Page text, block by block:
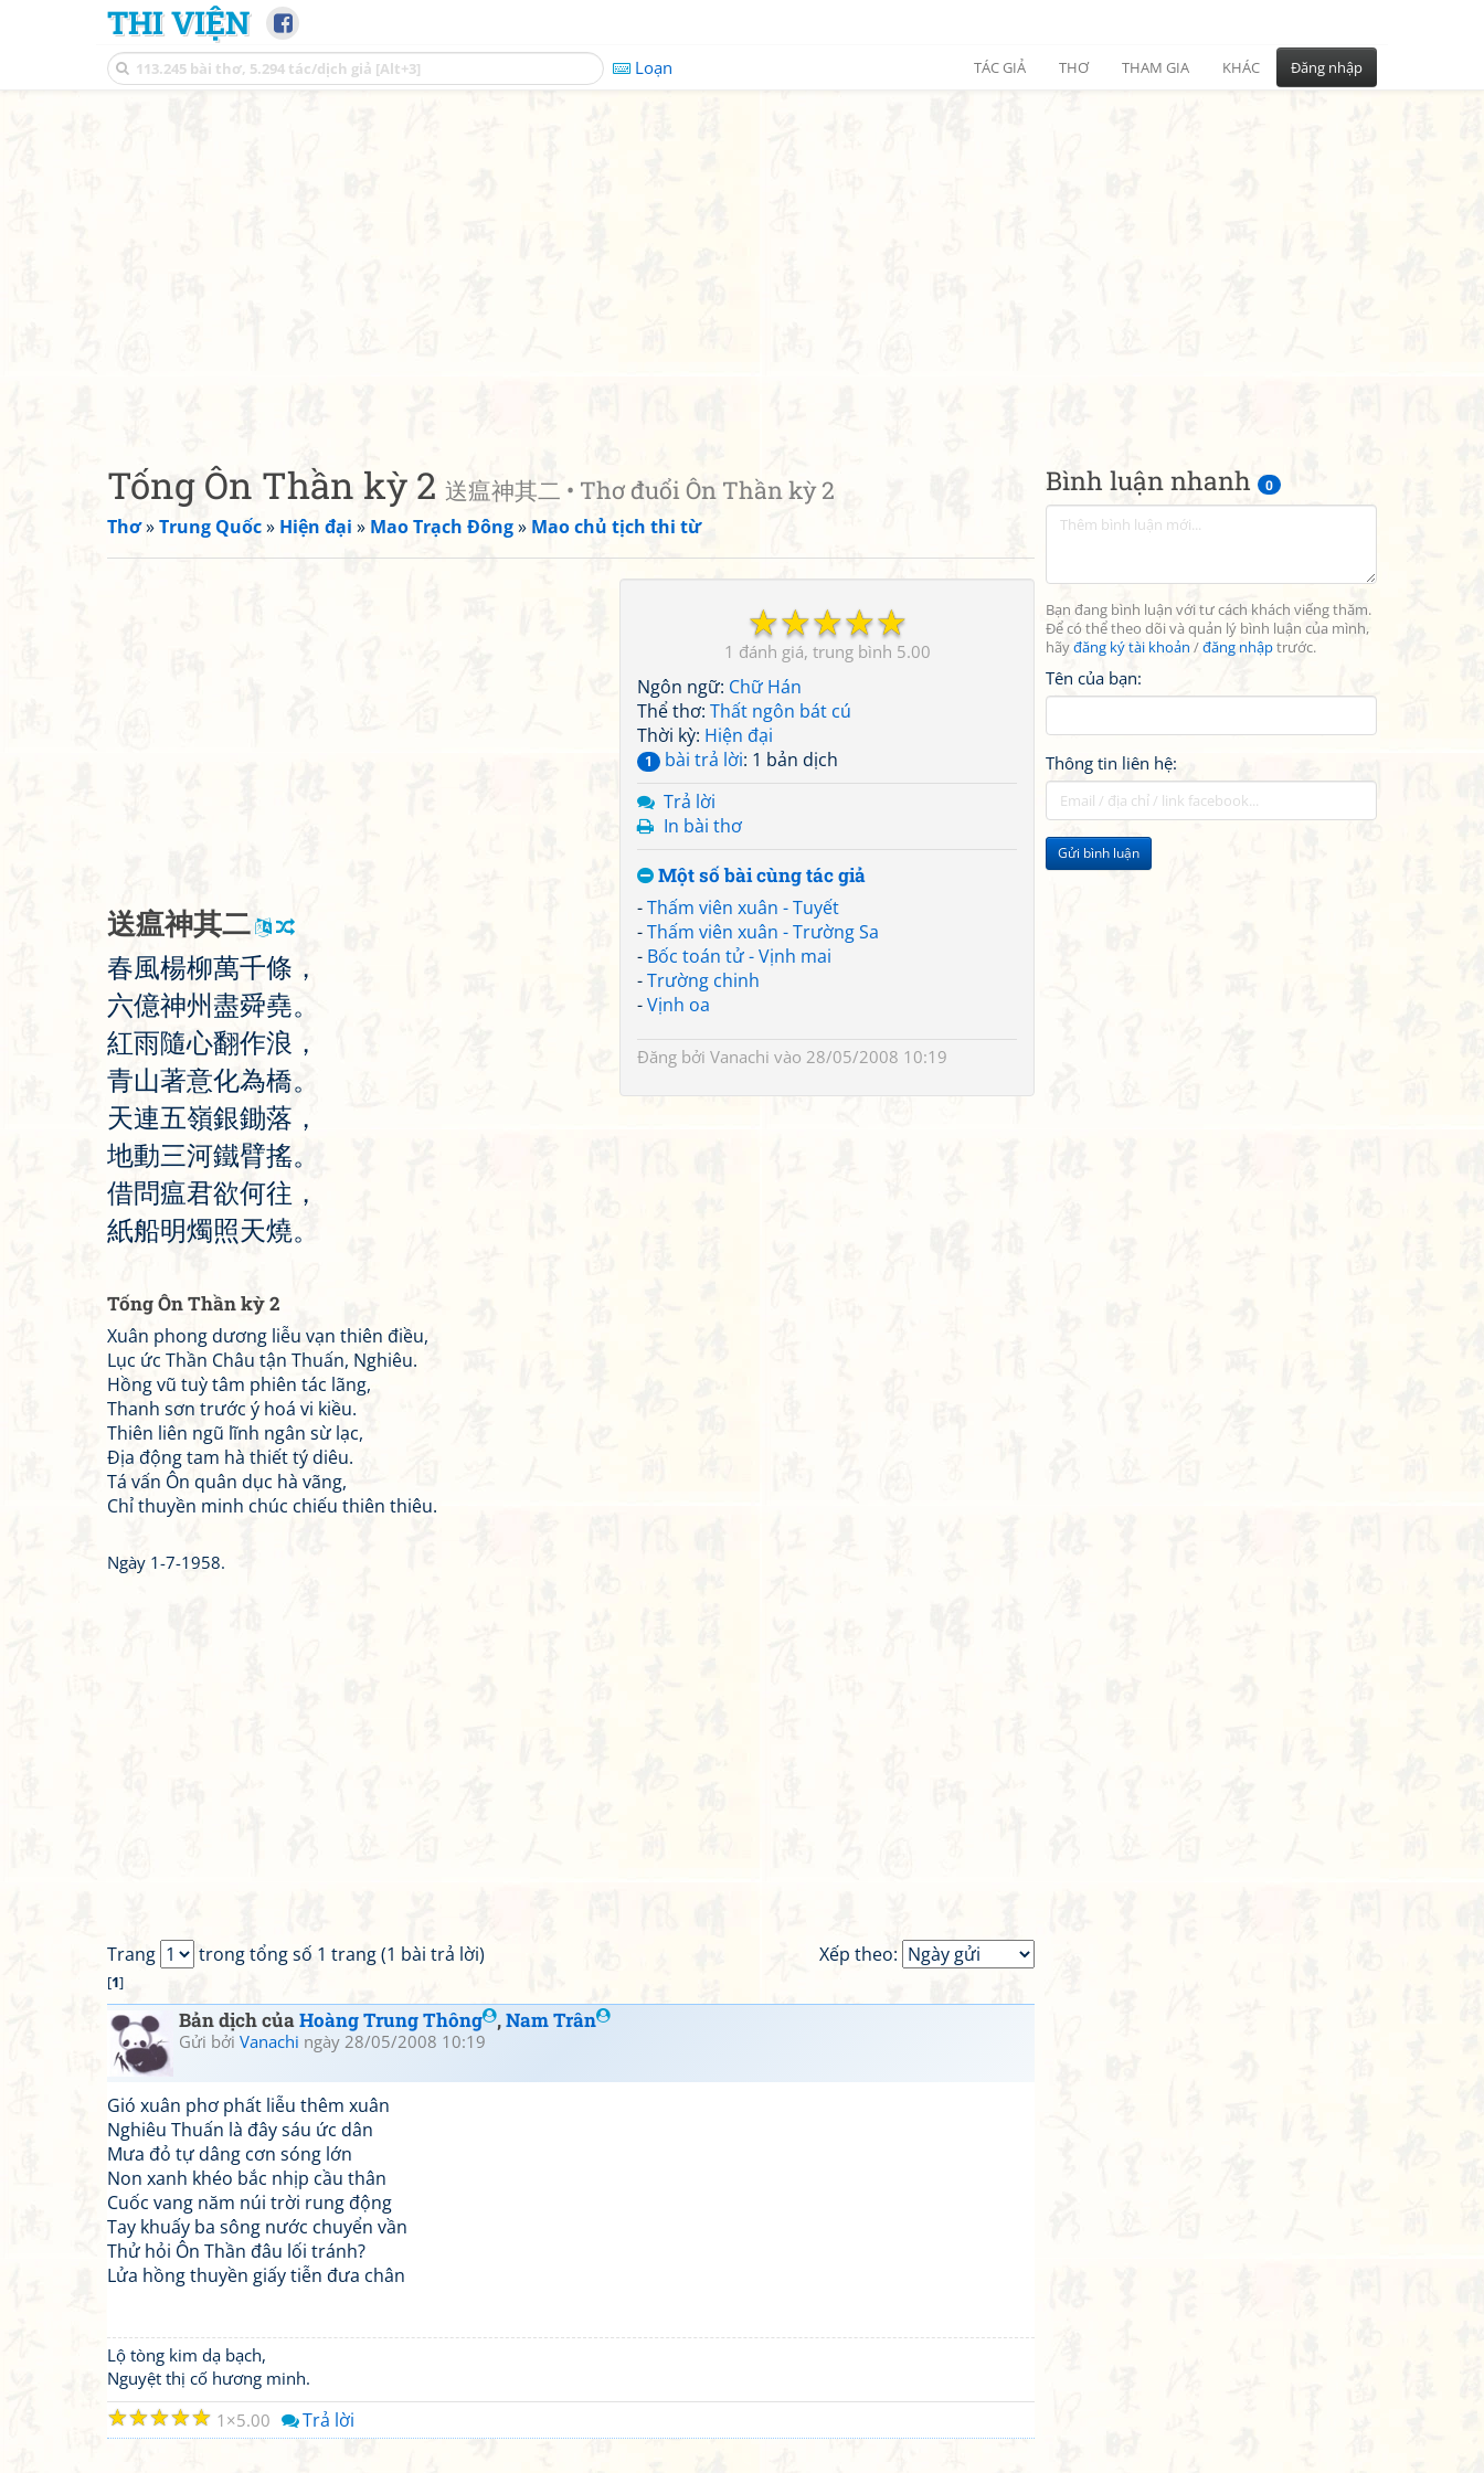
THI VIỆN
Loạn TÁC GIẢ THƠ THAM GIA KHÁC Đăng nhập
Bình luận nhanh 0
Bạn đang bình luận với tư cách khách viếng thăm.
Để có thể theo dõi và quản lý bình luận của mình,
hãyđăng ký tài khoản /đăng nhậptrước.
Tên của bạn:
Thông tin liên hệ:
Gửi bình luận
Tống Ôn Thần kỳ 2 送瘟神其二 • Thơ đuổi Ôn Thần kỳ 2
Thơ»Trung Quốc» Hiện đại » Mao Trạch Đông» Mao chủ tịch thi từ
☆
☆
☆
☆
☆
1 5.00
Ngôn ngữ: Chữ Hán
Thể thơ: Thất ngôn bát cú
Thời kỳ: Hiện đại
1 bài trả lời: 1 bản dịch
Trả lời
In bài thơ
Một số bài cùng tác giả
-Thấm viên xuân - Tuyết
-Thấm viên xuân - Trường Sa
- Bốc toán tử - Vịnh mai
-Trường chinh
-Vịnh oa
Đăng bởi Vanachi vào 28/05/2008 10:19
送瘟神其二
春風楊柳萬千條 ，
六億神州 盡舜堯。
紅雨隨心翻作浪 ，
青山著意化為橋。
天連五嶺銀鋤落 ，
地動三河鐵臂搖。
借問瘟君欲何往 ，
紙船明燭照天燒。
Tống Ôn Thần kỳ 2
Xuân phong dương liễu vạn thiên điều,
Lục ức Thần Châu tận Thuấn, Nghiêu.
Hồng vũ tuỳ tâm phiên tác lãng,
Thanh sơn trước ý hoá vi kiều.
Thiên liên ngũ lĩnh ngân sừ lạc,
Địa động tam hà thiết tý diêu.
Tá vấn Ôn quân dục hà vãng,
Chỉ thuyền minh chúc chiếu thiên thiêu.
Ngày 1-7-1958.
Xếp theo:
Trang trong tổng số 1 trang (1 bài trả lời)
[1]
Bản dịch củaHoàng Trung Thông ,Nam Trân
Gửi bởi Vanachi ngày 28/05/2008 10:19
Gió xuân phơ phất liễu thêm xuân
Nghiêu Thuấn là đây sáu ức dân
Mưa đỏ tự dâng cơn sóng lớn
Non xanh khéo bắc nhịp cầu thân
Cuốc vang năm núi trời rung động
Tay khuấy ba sông nước chuyển vần
Thử hỏi Ôn Thần đâu lối tránh?
Lửa hồng thuyền giấy tiễn đưa chân
Lộ tòng kim dạ bạch,
Nguyệt thị cố hương minh.
☆
☆
☆
☆
☆ 1 5.00 Trả lời